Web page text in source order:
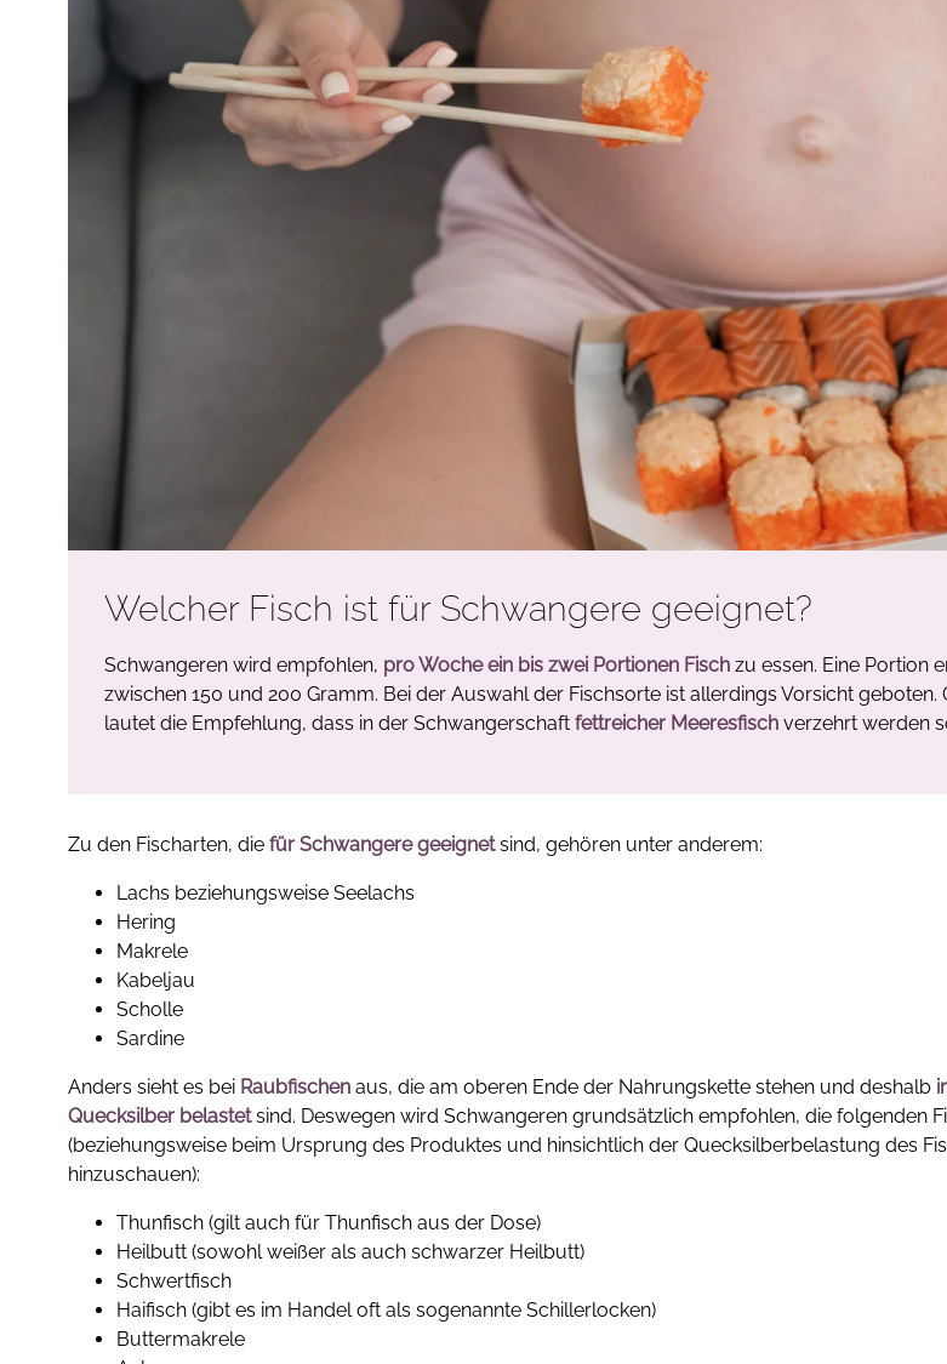
Welcher Fisch ist für Schwangere geeignet?
Schwangeren wird empfohlen, pro Woche ein bis zwei Portionen Fisch zu essen. Eine Portion
zwischen 150 und 200 Gramm. Bei der Auswahl der Fischsorte ist allerdings Vorsicht geboten.
lautet die Empfehlung, dass in der Schwangerschaft fettreicher Meeresfisch verzehrt werden
Zu den Fischarten, die für Schwangere geeignetsind, gehören unter anderem:
Lachs beziehungsweise Seelachs
Hering
Makrele
Kabeljau
Scholle
Sardine
Anders sieht es bei Raubfischen aus, die am oberen Ende der Nahrungskette stehen und deshalb
Quecksilber belastetsind. Deswegen wird Schwangeren grundsätzlich empfohlen, die folgenden
(beziehungsweise beim Ursprung des Produktes und hinsichtlich der Quecksilberbelastung des
hinzuschauen):
Thunfisch (gilt auch für Thunfisch aus der Dose)
Heilbutt (sowohl weißer als auch schwarzer Heilbutt)
Schwertfisch
Haifisch (gibt es im Handel oft als sogenannte Schillerlocken)
Buttermakrele